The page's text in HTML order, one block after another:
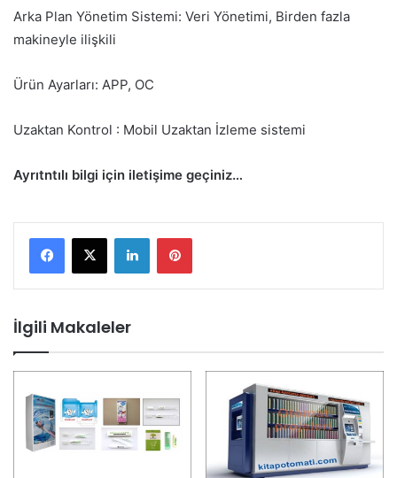
Arka Plan Yönetim Sistemi: Veri Yönetimi, Birden fazla
makineyle ilişkili
Ürün Ayarları: APP, OC
Uzaktan Kontrol : Mobil Uzaktan İzleme sistemi
Ayrıtntılı bilgi için iletişime geçiniz…
LinkedInPinterest
İlgili Makaleler